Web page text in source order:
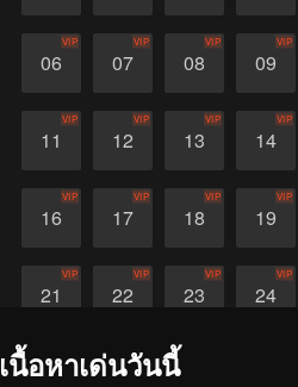
06
VIP
07
VIP
08
VIP
09
VIP
11
VIP
12
VIP
13
VIP
14
VIP
16
VIP
17
VIP
18
VIP
19
VIP
21
VIP
22
VIP
23
VIP
24
VIP
26
เนื้อหาเด่นวันนี้